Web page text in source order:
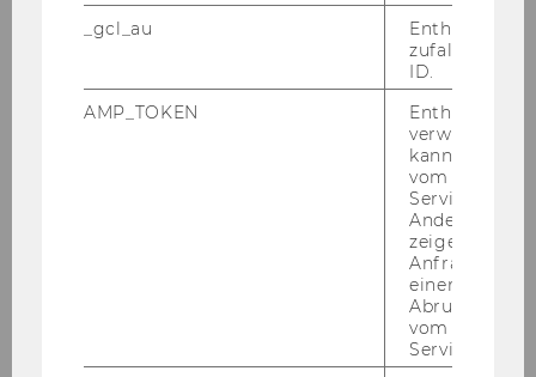
_gcl_au
Enthält eine
ID.
AMP_TOKEN
Enthält ein
verwendet
kann, um
vom AMP-
Service
Andere
zeigen Opt-
Anfrage im
einen Fehler
Abrufen
vom AMP
Service an.